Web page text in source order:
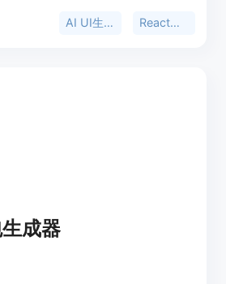
的定位是为产品团
AI UI生成器 React组件
成器